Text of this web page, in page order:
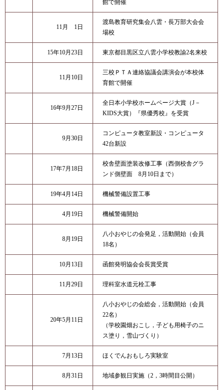
館で開催
11月 1日
渡島教育研究集会八雲・長万部大会会
場校
15年10月23日 東京都目黒区立八雲小学校教諭2名来校
11月10日
三校ＰＴＡ連絡協議会講演会が本校体
育館で開催
16年9月27日
全日本小学校ホームページ大賞（J－
KIDS大賞）『県優秀校』を受賞
9月30日
コンピュータ教室新設・コンピュータ
42台新設
17年7月18日
校舎壁面塗装改修工事（西側校舎グラ
ンド側壁面 8月10日まで）
19年4月14日 機械警備設置工事
4月19日 機械警備開始
8月19日
八小おやじの会発足，活動開始（会員
18名）
10月13日 函館発明協会会長賞受賞
11月29日 理科室水道元栓工事
20年5月11日
八小おやじの会総会，活動開始（会員
22名）
（学校園畑おこし，子ども用椅子のニ
ス塗り，雪山づくり）
7月13日 ほくでんおもしろ実験室
8月31日 地域参観日実施（2，3時間目公開）